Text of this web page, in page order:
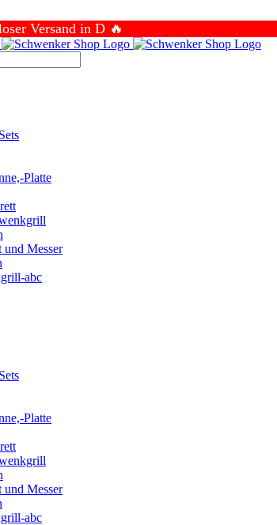
Versand in D 🔥
Platte
und Messer
abc
Platte
und Messer
abc